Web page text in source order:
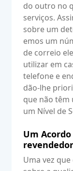
do outro no
serviços.
sobre um
emos um
de correio
utilizar em
telefone e
dão-lhe
que não têm
um Nível de
Um
revendedor
Uma vez